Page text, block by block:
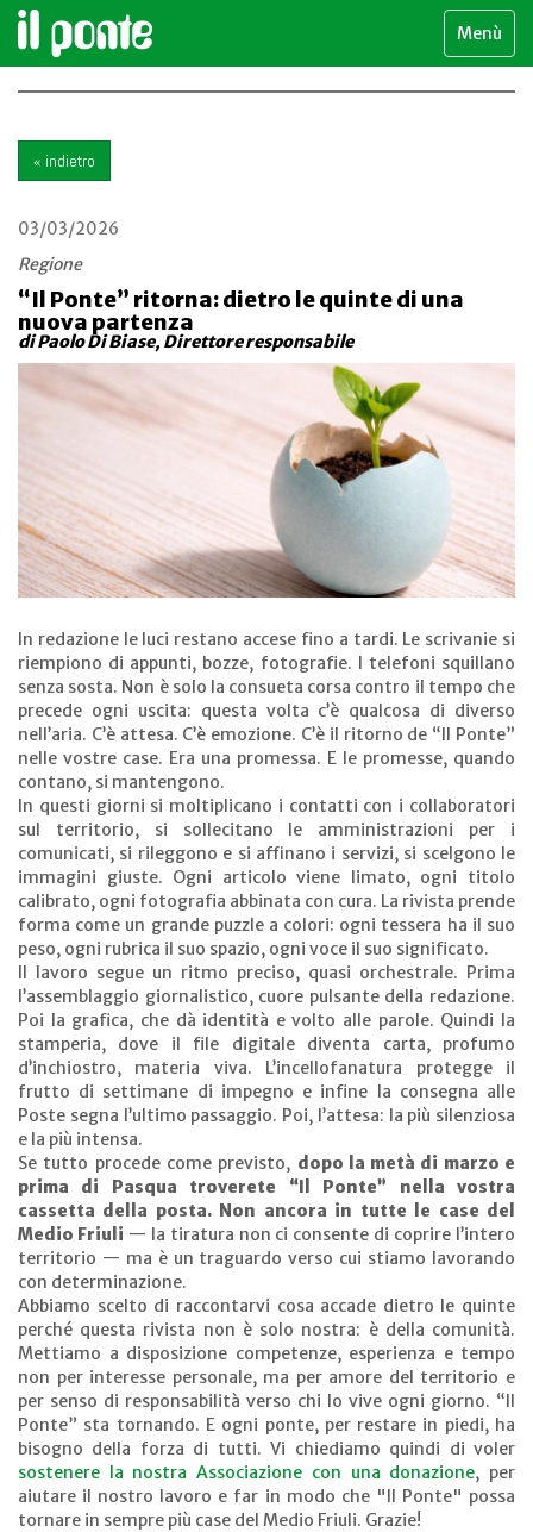
Menù
« indietro
03/03/2026
Regione
“Il Ponte” ritorna: dietro le quinte di una
nuova partenza
di Paolo Di Biase, Direttore responsabile
In redazione le luci restano accese fino a tardi. Le scrivanie si
riempiono di appunti, bozze, fotografie. I telefoni squillano
senza sosta. Non è solo la consueta corsa contro il tempo che
precede ogni uscita: questa volta c’è qualcosa di diverso
nell’aria. C’è attesa. C’è emozione. C’è il ritorno de “Il Ponte”
nelle vostre case. Era una promessa. E le promesse, quando
contano, si mantengono.
In questi giorni si moltiplicano i contatti con i collaboratori
sul territorio, si sollecitano le amministrazioni per i
comunicati, si rileggono e si affinano i servizi, si scelgono le
immagini giuste. Ogni articolo viene limato, ogni titolo
calibrato, ogni fotografia abbinata con cura. La rivista prende
forma come un grande puzzle a colori: ogni tessera ha il suo
peso, ogni rubrica il suo spazio, ogni voce il suo significato.
Il lavoro segue un ritmo preciso, quasi orchestrale. Prima
l’assemblaggio giornalistico, cuore pulsante della redazione.
Poi la grafica, che dà identità e volto alle parole. Quindi la
stamperia, dove il file digitale diventa carta, profumo
d’inchiostro, materia viva. L’incellofanatura protegge il
frutto di settimane di impegno e infine la consegna alle
Poste segna l’ultimo passaggio. Poi, l’attesa: la più silenziosa
e la più intensa.
Se tutto procede come previsto, dopo la metà di marzo e
prima di Pasqua troverete “Il Ponte” nella vostra
cassetta della posta. Non ancora in tutte le case del
Medio Friuli — la tiratura non ci consente di coprire l’intero
territorio — ma è un traguardo verso cui stiamo lavorando
con determinazione.
Abbiamo scelto di raccontarvi cosa accade dietro le quinte
perché questa rivista non è solo nostra: è della comunità.
Mettiamo a disposizione competenze, esperienza e tempo
non per interesse personale, ma per amore del territorio e
per senso di responsabilità verso chi lo vive ogni giorno. “Il
Ponte” sta tornando. E ogni ponte, per restare in piedi, ha
bisogno della forza di tutti. Vi chiediamo quindi di voler
sostenere la nostra Associazione con una donazione, per
aiutare il nostro lavoro e far in modo che "Il Ponte" possa
tornare in sempre più case del Medio Friuli. Grazie!